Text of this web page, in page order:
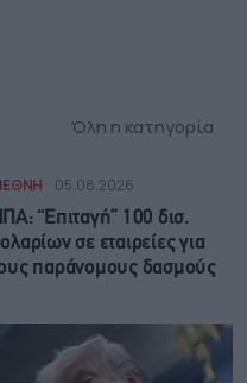
Όλη η κατηγορία
05.08.2026
“Επιταγή” 100 δισ.
σε εταιρείες για
παράνομους δασμούς